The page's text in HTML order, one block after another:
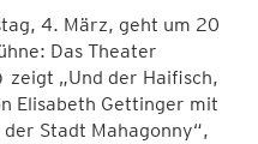
4. März, geht um 20
Das Theater
zeigt „Und der Haifisch,
Elisabeth Gettinger mit
Stadt Mahagonny“,